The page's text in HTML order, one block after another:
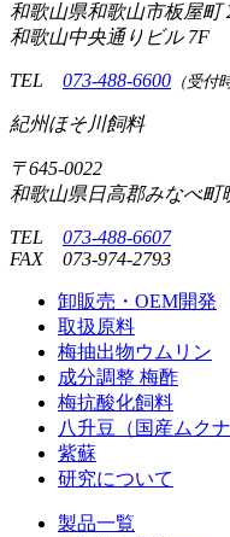
和歌山県和歌山市板屋町
和歌山中央通りビル 7F
TEL 073-488-6600 （受付
紀州ほそ川飼料
〒645-0022
和歌山県日高郡みなべ町
TEL 073-488-6607
FAX 073-974-2793
卸販売・OEM開発
取扱原料
梅抽出物ウムリン
成分調整 梅酢
梅抗酸化飼料
八升豆（国産ムクナ
紫蘇
研究について
製品一覧